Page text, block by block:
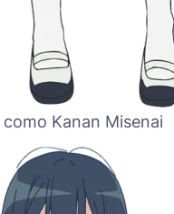
como Kanan Misenai